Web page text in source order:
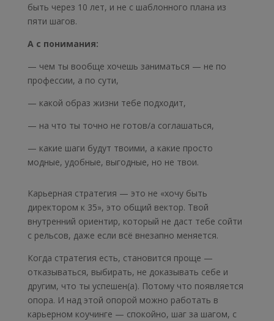
быть через 10 лет, и не с шаблонного плана из
пяти шагов.
А с понимания:
— чем ты вообще хочешь заниматься — не по
профессии, а по сути,
— какой образ жизни тебе подходит,
— на что ты точно не готов/а соглашаться,
— какие шаги будут твоими, а какие просто
модные, удобные, выгодные, но не твои.
Карьерная стратегия — это не «хочу быть
директором к 35», это общий вектор. Твой
внутренний ориентир, который не даст тебе сойти
с рельсов, даже если всё внезапно меняется.
Когда стратегия есть, становится проще —
отказываться, выбирать, не доказывать себе и
другим, что ты успешен(а). Потому что появляется
опора. И над этой опорой можно работать в
карьерном коучинге — спокойно, шаг за шагом, с